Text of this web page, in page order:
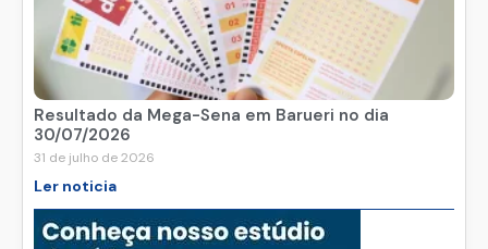
Resultado da Mega-Sena em Barueri no dia
30/07/2026
31 de julho de 2026
Ler noticia